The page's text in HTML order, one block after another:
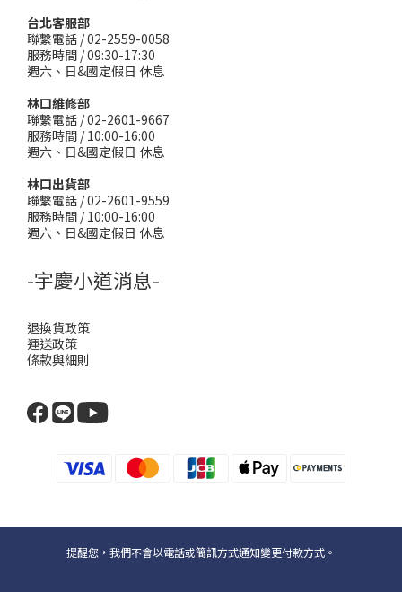
台北客服部
聯繫電話 / 02-2559-0058
服務時間 / 09:30-17:30
週六、日&國定假日 休息
林口維修部
聯繫電話 / 02-2601-9667
服務時間 / 10:00-16:00
週六、日&國定假日 休息
林口出貨部
聯繫電話 / 02-2601-9559
服務時間 / 10:00-16:00
週六、日&國定假日 休息
-宇慶小道消息-
退換貨政策
運送政策
條款與細則
提醒您，我們不會以電話或簡訊方式通知變更付款方式。